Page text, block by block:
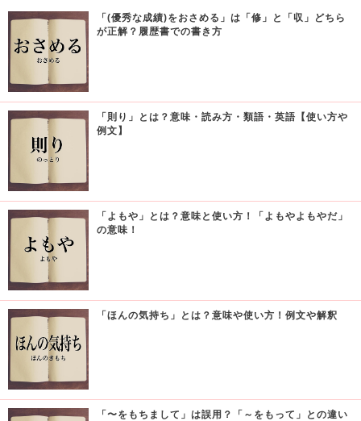
「(優秀な成績)をおさめる」は「修」と「収」どちら
が正解？履歴書での書き方
「則り」とは？意味・読み方・類語・英語【使い方や
例文】
「よもや」とは？意味と使い方！「よもやよもやだ」
の意味！
「ほんの気持ち」とは？意味や使い方！例文や解釈
「〜をもちまして」は誤用？「～をもって」との違い